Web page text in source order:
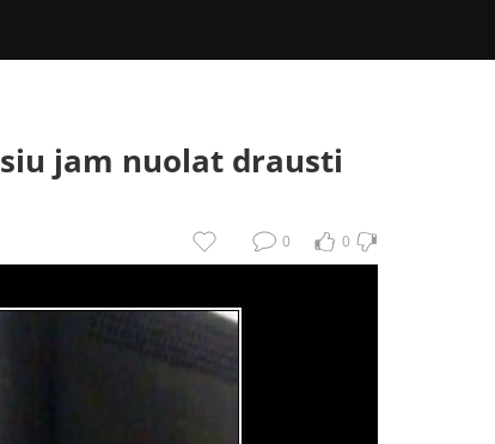
jam nuolat drausti
0
0